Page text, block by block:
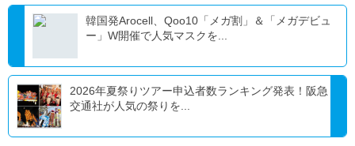
韓国発Arocell、Qoo10「メガ割」＆「メガデビュ
ー」W開催で人気マスクを...
2026年夏祭りツアー申込者数ランキング発表！阪急
交通社が人気の祭りを...